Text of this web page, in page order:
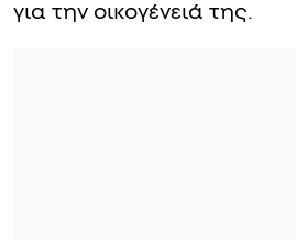
για την οικογένειά της.